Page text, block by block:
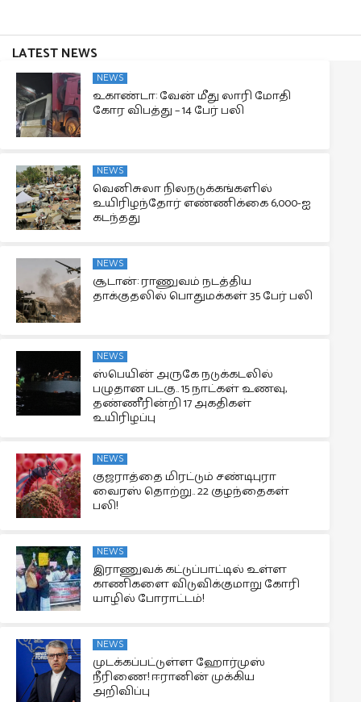
LATEST NEWS
NEWS
உகாண்டா: வேன் மீது லாரி மோதி
கோர விபத்து – 14 பேர் பலி
NEWS
வெனிசுலா நிலநடுக்கங்களில்
உயிரிழந்தோர் எண்ணிக்கை 6,000-ஐ
கடந்தது
NEWS
சூடான்: ராணுவம் நடத்திய
தாக்குதலில் பொதுமக்கள் 35 பேர் பலி
NEWS
ஸ்பெயின் அருகே நடுக்கடலில்
பழுதான படகு.. 15 நாட்கள் உணவு,
தண்ணீரின்றி 17 அகதிகள்
உயிரிழப்பு
NEWS
குஜராத்தை மிரட்டும் சண்டிபுரா
வைரஸ் தொற்று.. 22 குழந்தைகள்
பலி!
NEWS
இராணுவக் கட்டுப்பாட்டில் உள்ள
காணிகளை விடுவிக்குமாறு கோரி
யாழில் போராட்டம்!
NEWS
முடக்கப்பட்டுள்ள ஹோர்முஸ்
நீரிணை! ஈரானின் முக்கிய
அறிவிப்பு